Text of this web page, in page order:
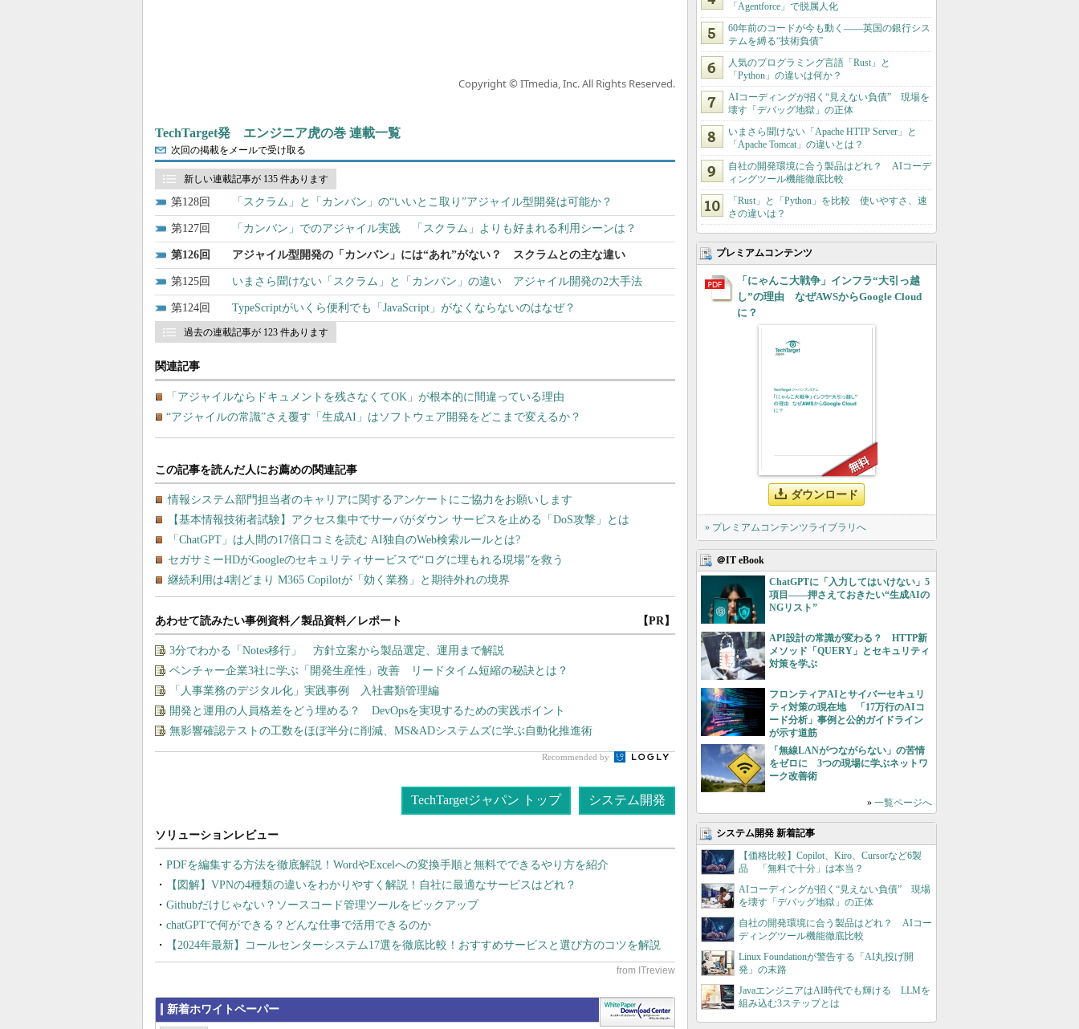
Copyright © ITmedia, Inc. All Rights Reserved.
TechTarget発 エンジニア虎の巻 連載一覧
次回の掲載をメールで受け取る
新しい連載記事が 135 件あります
128 「スクラム」と「カンバン」の“いいとこ取り”アジャイル型開発は可能か？
127 「カンバン」でのアジャイル実践 「スクラム」よりも好まれる利用シーンは？
126 アジャイル型開発の「カンバン」には“あれ”がない？ スクラムとの主な違い
125 いまさら聞けない「スクラム」と「カンバン」の違い アジャイル開発の2大手法
124 TypeScriptがいくら便利でも「JavaScript」がなくならないのはなぜ？
過去の連載記事が 123 件あります
関連記事
「アジャイルならドキュメントを残さなくてOK」が根本的に間違っている理由
“アジャイルの常識”さえ覆す「生成AI」はソフトウェア開発をどこまで変えるか？
あわせて読みたい事例資料／製品資料／レポート 【PR】
3分でわかる「Notes移行」 方針立案から製品選定、運用まで解説
ベンチャー企業3社に学ぶ「開発生産性」改善 リードタイム短縮の秘訣とは？
「人事業務のデジタル化」実践事例 入社書類管理編
開発と運用の人員格差をどう埋める？ DevOpsを実現するための実践ポイント
無影響確認テストの工数をほぼ半分に削減、MS&ADシステムズに学ぶ自動化推進術
Recommended by
TechTargetジャパン トップ システム開発
PDFを編集する方法を徹底解説！WordやExcelへの変換手順と無料でできるやり方を紹介
【図解】VPNの4種類の違いをわかりやすく解説！自社に最適なサービスはどれ？
Githubだけじゃない？ソースコード管理ツールをピックアップ
chatGPTで何ができる？どんな仕事で活用できるのか
【2024年最新】コールセンターシステム17選を徹底比較！おすすめサービスと選び方のコツを解説
新着ホワイトペーパー
「Agentforce」で脱属人化
60年前のコードが今も動く――英国の銀行シス
テムを縛る“技術負債”
人気のプログラミング言語「Rust」と
「Python」の違いは何か？
AIコーディングが招く“見えない負債” 現場を
壊す「デバッグ地獄」の正体
いまさら聞けない「Apache HTTP Server」と
「Apache Tomcat」の違いとは？
自社の開発環境に合う製品はどれ？ AIコーデ
ィングツール機能徹底比較
「Rust」と「Python」を比較 使いやすさ、速
さの違いは？
プレミアムコンテンツ
「にゃんこ大戦争」インフラ“大引っ越
し”の理由 なぜAWSからGoogle Cloud
に？
ダウンロード
» プレミアムコンテンツライブラリへ
＠IT eBook
ChatGPTに「入力してはいけない」5
項目――押さえておきたい“生成AIの
NGリスト”
API設計の常識が変わる？ HTTP新
メソッド「QUERY」とセキュリティ
対策を学ぶ
フロンティアAIとサイバーセキュリ
ティ対策の現在地 「17万行のAIコ
ード分析」事例と公的ガイドライン
が示す道筋
「無線LANがつながらない」の苦情
をゼロに 3つの現場に学ぶネットワ
ーク改善術
» 一覧ページへ
システム開発 新着記事
【価格比較】Copilot、Kiro、Cursorなど6製
品 「無料で十分」は本当？
AIコーディングが招く“見えない負債” 現場
を壊す「デバッグ地獄」の正体
自社の開発環境に合う製品はどれ？ AIコー
ディングツール機能徹底比較
Linux Foundationが警告する「AI丸投げ開
発」の末路
JavaエンジニアはAI時代でも輝ける LLMを
組み込む3ステップとは